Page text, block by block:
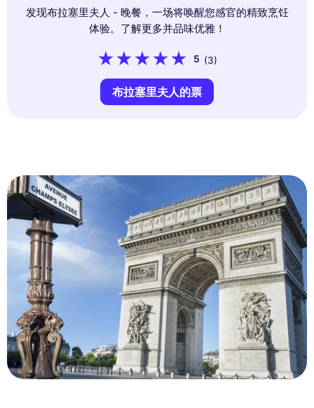
发现布拉塞里夫人 - 晚餐，一场将唤醒您感官的精致烹饪
体验。了解更多并品味优雅！
5 (3)
布拉塞里夫人的票